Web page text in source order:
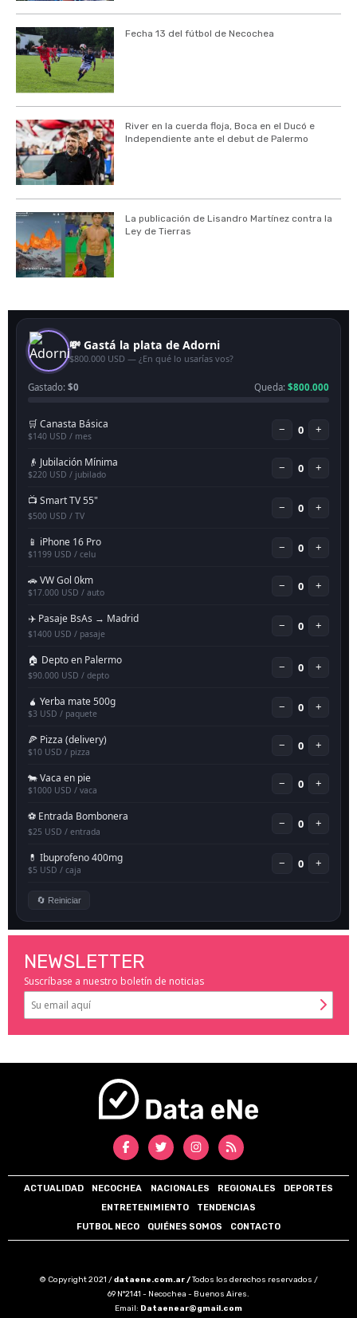
Fecha 13 del fútbol de Necochea
River en la cuerda floja, Boca en el Ducó e
Independiente ante el debut de Palermo
La publicación de Lisandro Martínez contra la
Ley de Tierras
NEWSLETTER
Suscríbase a nuestro boletín de noticias
ACTUALIDAD NECOCHEA NACIONALES REGIONALES
DEPORTES
ENTRETENIMIENTO
TENDENCIAS
FUTBOL NECO
QUIÉNES SOMOS CONTACTO
© Copyright 2021 /dataene.com.ar /Todos los derechos reservados /
69 N°2141 - Necochea - Buenos Aires.
Email: Dataenear@gmail.com